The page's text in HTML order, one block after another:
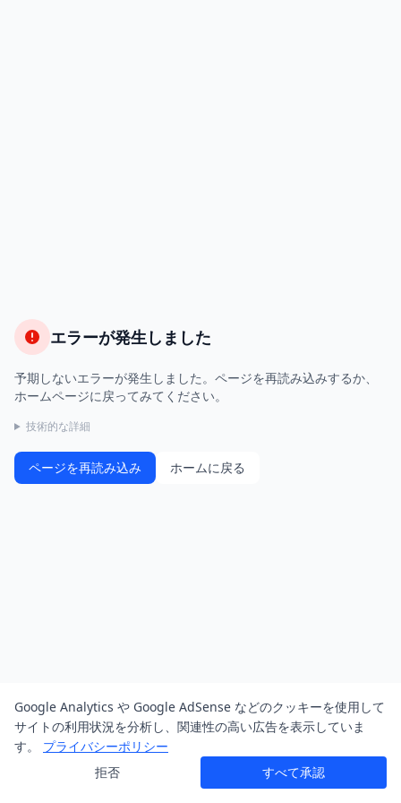
エラーが発生しました
予期しないエラーが発生しました。ページを再読み込みするか、
ホームページに戻ってみてください。
技術的な詳細
ページを再読み込み ホームに戻る
Google Analytics や Google AdSense などのクッキーを使用して
サイトの利用状況を分析し、関連性の高い広告を表示していま
す。
プライバシーポリシー
拒否
すべて承認